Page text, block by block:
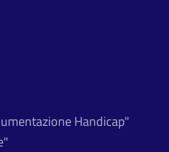
Handicap"